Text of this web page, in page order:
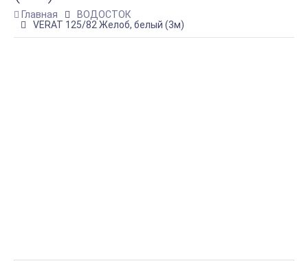
Главная
ВОДОСТОК
VERAT 125/82 Желоб, белый (3м)